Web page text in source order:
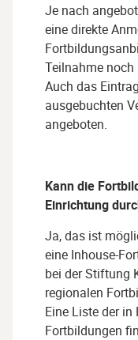
Je nach
eine direkte
Teilnahme
Auch das
ausgebuchten
angeboten.
Kann die
Einrichtung
Ja, das ist
eine Inhouse-
bei der Stiftung
regionalen
Eine Liste der
Fortbildungen